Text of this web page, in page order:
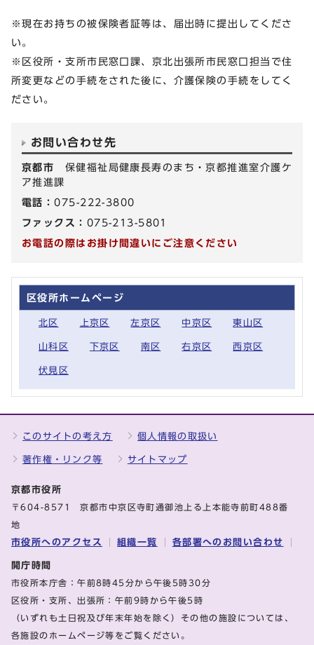
※現在お持ちの被保険者証等は、届出時に提出してくださ
い。
※区役所・支所市民窓口課、京北出張所市民窓口担当で住
所変更などの手続をされた後に、介護保険の手続をしてく
ださい。
お問い合わせ先
京都市 保健福祉局健康長寿のまち・京都推進室介護ケ
ア推進課
電話：075-222-3800
ファックス： 075-213-5801
お電話の際はお掛け間違いにご注意ください
区役所ホームページ
北区 上京区 左京区 中京区 東山区
山科区 下京区 南区 右京区 西京区
伏見区
このサイトの考え方 個人情報の取扱い
著作権・リンク等 サイトマップ
京都市役所
〒604-8571 京都市中京区寺町通御池上る上本能寺前町488番
地
市役所へのアクセス 組織一覧 各部署へのお問い合わせ
開庁時間
市役所本庁舎：午前8時45分から午後5時30分
区役所・支所、出張所：午前9時から午後5時
（いずれも土日祝及び年末年始を除く）その他の施設については、
各施設のホームページ等をご覧ください。